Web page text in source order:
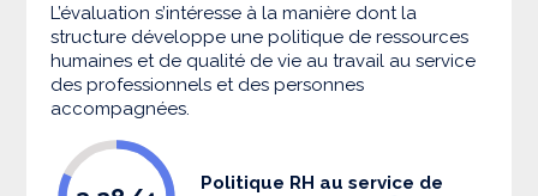
L’évaluation s’intéresse à la manière dont la
structure développe une politique de ressources
humaines et de qualité de vie au travail au service
des professionnels et des personnes
accompagnées.
Politique RH au service de